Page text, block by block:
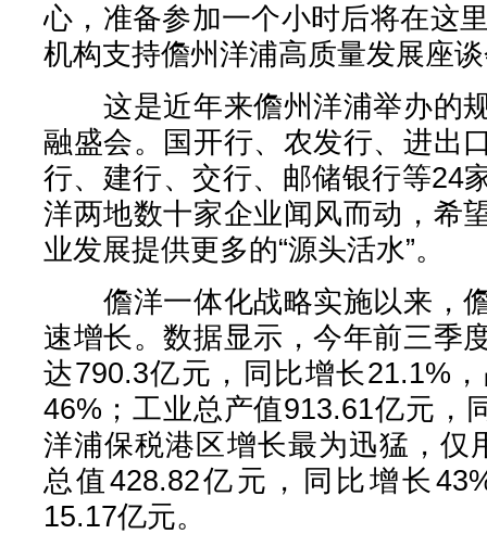
心，准备参加一个小时后将在这
机构支持儋州洋浦高质量发展座
这是近年来儋州洋浦举办的
融盛会。国开行、农发行、进出
行、建行、交行、邮储银行等24
洋两地数十家企业闻风而动，希
业发展提供更多的“源头活水”。
儋洋一体化战略实施以来，
速增长。数据显示，今年前三季
达790.3亿元，同比增长21.1%
46%；工业总产值913.61亿元，
洋浦保税港区增长最为迅猛，仅
总值428.82亿元，同比增长
15.17亿元。